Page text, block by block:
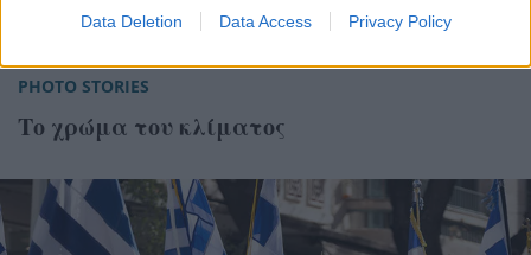
Data Deletion Data Access Privacy Policy
PHOTO STORIES
Το χρώμα του κλίματος